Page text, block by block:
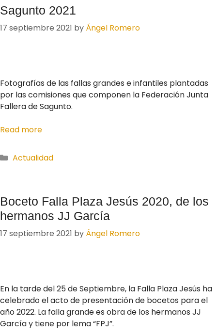
Sagunto 2021
17 septiembre 2021 by Ángel Romero
Fotografías de las fallas grandes e infantiles plantadas
por las comisiones que componen la Federación Junta
Fallera de Sagunto.
Read more
Actualidad
Boceto Falla Plaza Jesús 2020, de los
hermanos JJ García
17 septiembre 2021 by Ángel Romero
En la tarde del 25 de Septiembre, la Falla Plaza Jesús ha
celebrado el acto de presentación de bocetos para el
año 2022. La falla grande es obra de los hermanos JJ
García y tiene por lema “FPJ”.